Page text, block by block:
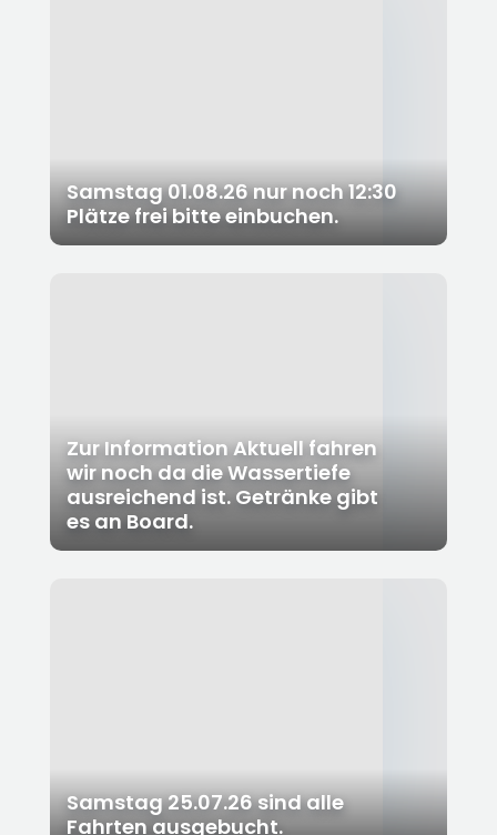
Samstag 01.08.26 nur noch 12:30
Plätze frei bitte einbuchen.
Zur Information Aktuell fahren
wir noch da die Wassertiefe
ausreichend ist. Getränke gibt
es an Board.
Samstag 25.07.26 sind alle
Fahrten ausgebucht.